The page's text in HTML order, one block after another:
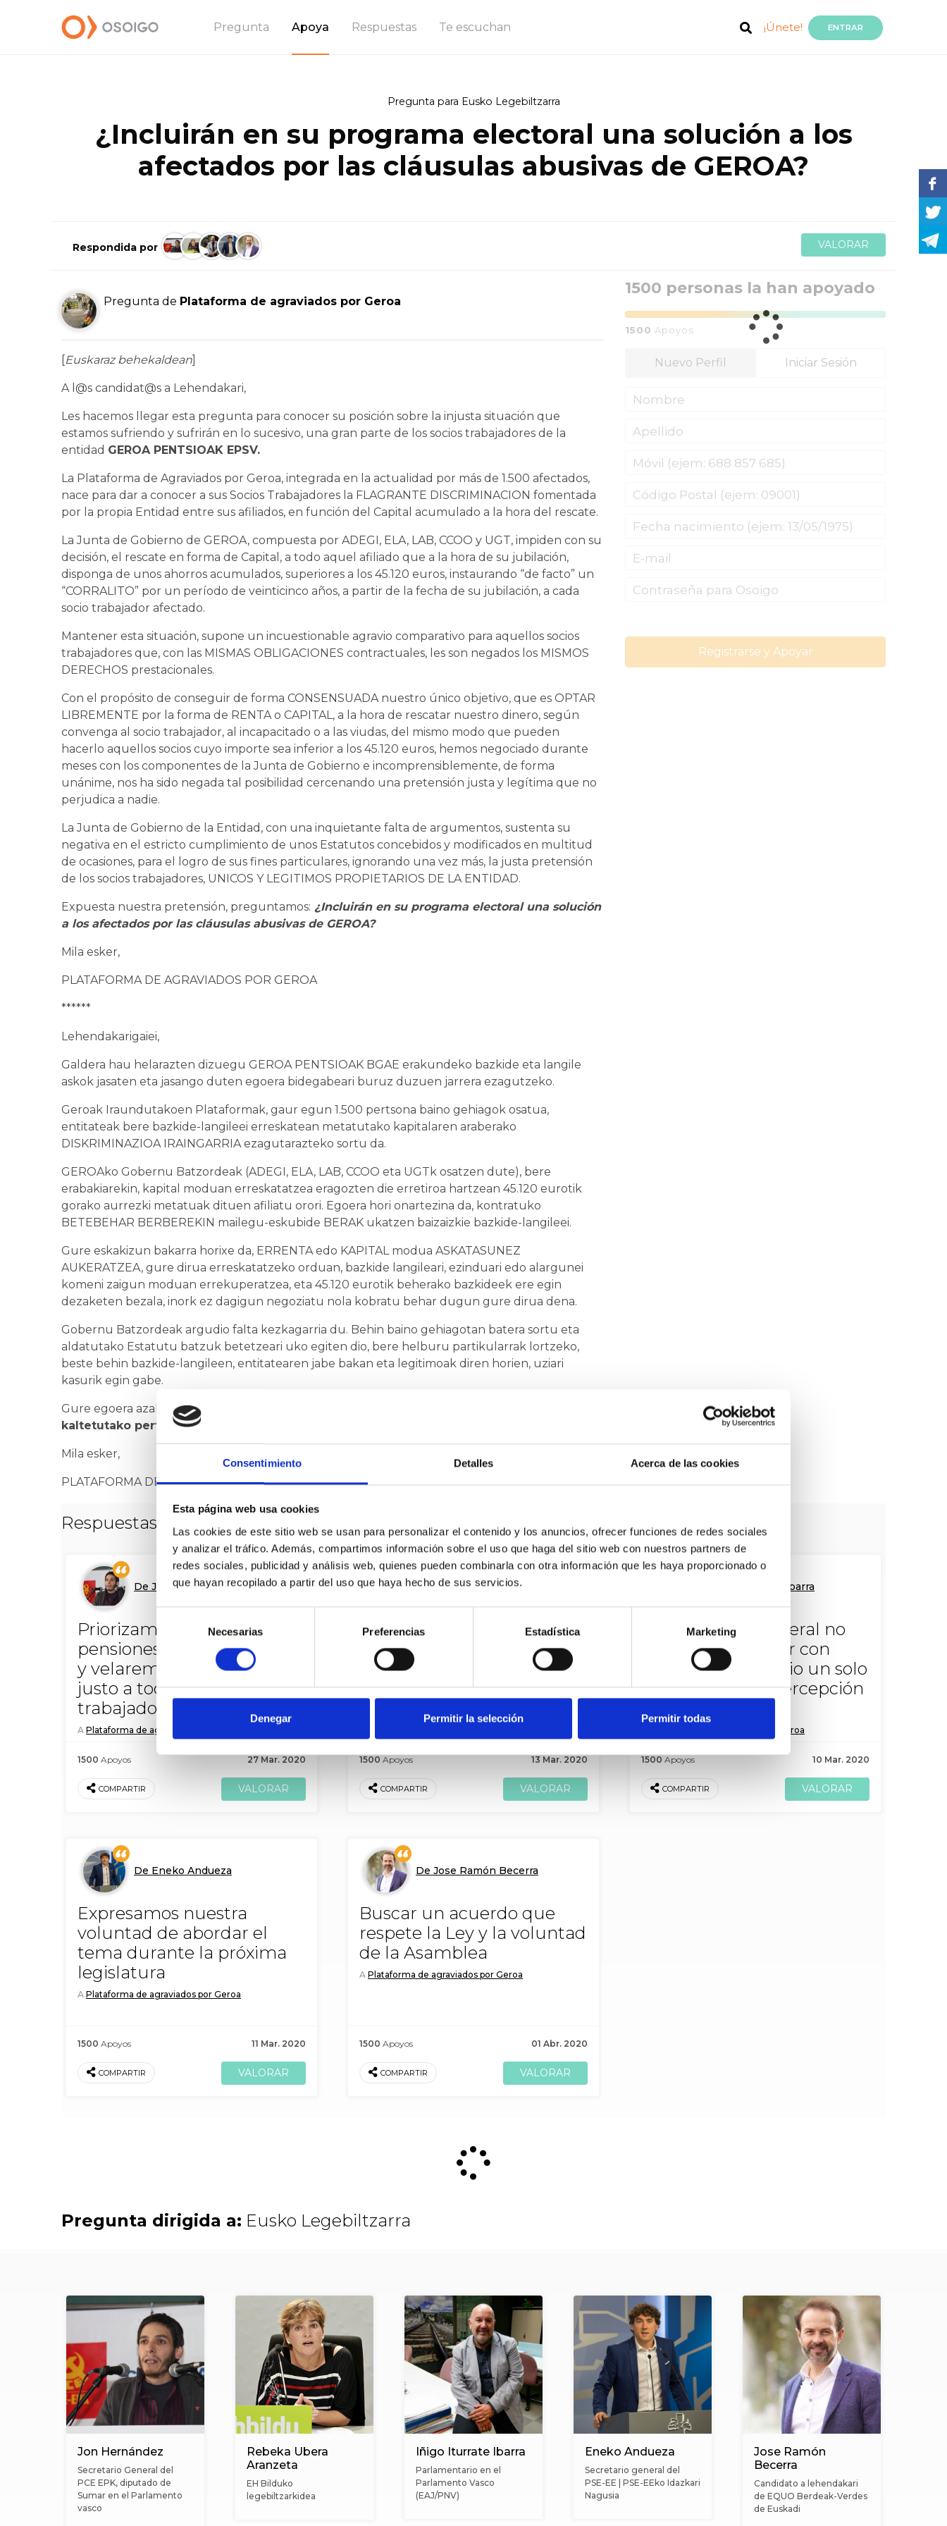
Consentimiento Detalles Acerca de las cookies
Esta página web usa cookies
Las cookies de este sitio web se usan para personalizar el contenido y los anuncios, ofrecer funciones de redes sociales
y analizar el tráfico. Además, compartimos información sobre el uso que haga del sitio web con nuestros partners de
redes sociales, publicidad y análisis web, quienes pueden combinarla con otra información que les haya proporcionado o
que hayan recopilado a partir del uso que haya hecho de sus servicios.
de
consentimiento
Necesarias Preferencias Estadística Marketing
Denegar Permitir la selección Permitir todas
Pregunta Apoya Respuestas Te escuchan ¡Únete! ENTRAR
Pregunta para Eusko Legebiltzarra
¿Incluirán en su programa electoral una solución a los
afectados por las cláusulas abusivas de GEROA?
Respondida por Muy valorada(87)
Pregunta de Plataforma de agraviados por Geroa
Euskaraz behekaldean
A l@s candidat@s a Lehendakari,
Les hacemos llegar esta pregunta para conocer su posición sobre la injusta situación que
estamos sufriendo y sufrirán en lo sucesivo, una gran parte de los socios trabajadores de la
entidad GEROA PENTSIOAK EPSV.
La Plataforma de Agraviados por Geroa, integrada en la actualidad por más de 1.500 afectados,
nace para dar a conocer a sus Socios Trabajadores la FLAGRANTE DISCRIMINACION fomentada
por la propia Entidad entre sus afiliados, en función del Capital acumulado a la hora del rescate.
La Junta de Gobierno de GEROA, compuesta por ADEGI, ELA, LAB, CCOO y UGT, impiden con su
decisión, el rescate en forma de Capital, a todo aquel afiliado que a la hora de su jubilación,
disponga de unos ahorros acumulados, superiores a los 45.120 euros, instaurando “de facto” un
“CORRALITO” por un período de veinticinco años, a partir de la fecha de su jubilación, a cada
socio trabajador afectado.
Mantener esta situación, supone un incuestionable agravio comparativo para aquellos socios
trabajadores que, con las MISMAS OBLIGACIONES contractuales, les son negados los MISMOS
DERECHOS prestacionales.
Con el propósito de conseguir de forma CONSENSUADA nuestro único objetivo, que es OPTAR
LIBREMENTE por la forma de RENTA o CAPITAL, a la hora de rescatar nuestro dinero, según
convenga al socio trabajador, al incapacitado o a las viudas, del mismo modo que pueden
hacerlo aquellos socios cuyo importe sea inferior a los 45.120 euros, hemos negociado durante
meses con los componentes de la Junta de Gobierno e incomprensiblemente, de forma
unánime, nos ha sido negada tal posibilidad cercenando una pretensión justa y legítima que no
perjudica a nadie.
La Junta de Gobierno de la Entidad, con una inquietante falta de argumentos, sustenta su
negativa en el estricto cumplimiento de unos Estatutos concebidos y modificados en multitud
de ocasiones, para el logro de sus fines particulares, ignorando una vez más, la justa pretensión
de los socios trabajadores, UNICOS Y LEGITIMOS PROPIETARIOS DE LA ENTIDAD.
Expuesta nuestra pretensión, preguntamos: ¿Incluirán en su programa electoral una solución
a los afectados por las cláusulas abusivas de GEROA?
Mila esker,
PLATAFORMA DE AGRAVIADOS POR GEROA
******
Lehendakarigaiei,
Galdera hau helarazten dizuegu GEROA PENTSIOAK BGAE erakundeko bazkide eta langile
askok jasaten eta jasango duten egoera bidegabeari buruz duzuen jarrera ezagutzeko.
Geroak Iraundutakoen Plataformak, gaur egun 1.500 pertsona baino gehiagok osatua,
entitateak bere bazkide-langileei erreskatean metatutako kapitalaren araberako
DISKRIMINAZIOA IRAINGARRIA ezagutarazteko sortu da.
GEROAko Gobernu Batzordeak (ADEGI, ELA, LAB, CCOO eta UGTk osatzen dute), bere
erabakiarekin, kapital moduan erreskatatzea eragozten die erretiroa hartzean 45.120 eurotik
gorako aurrezki metatuak dituen afiliatu orori. Egoera hori onartezina da, kontratuko
BETEBEHAR BERBEREKIN mailegu-eskubide BERAK ukatzen baizaizkie bazkide-langileei.
Gure eskakizun bakarra horixe da, ERRENTA edo KAPITAL modua ASKATASUNEZ
AUKERATZEA, gure dirua erreskatatzeko orduan, bazkide langileari, ezinduari edo alargunei
komeni zaigun moduan errekuperatzea, eta 45.120 eurotik beherako bazkideek ere egin
dezaketen bezala, inork ez dagigun negoziatu nola kobratu behar dugun gure dirua dena.
Gobernu Batzordeak argudio falta kezkagarria du. Behin baino gehiagotan batera sortu eta
aldatutako Estatutu batzuk betetzeari uko egiten dio, bere helburu partikularrak lortzeko,
beste behin bazkide-langileen, entitatearen jabe bakan eta legitimoak diren horien, uziari
kasurik egin gabe.
Gure egoera azaldu ondoren, galdera hau egiten dugu:
kaltetutako pertsonei konponbideren bat aurkeztuko al duzue hauteskunde-programan?
Mila esker,
PLATAFORMA DE AGRAVIADOS POR GEROA
1500 personas la han apoyado
1500 Apoyos
Nuevo Perfil Iniciar Sesión
política de privacidad
de Osoigo.
He leído y acepto de forma expresa que
Respuestas de los políticos
De Jon Hernández
Priorizamos unas
pensiones públicas dignas
y velaremos por un trato
justo a todas y todos los
trabajadores.
A Plataforma de agraviados por Geroa
27 Mar. 2020
1500 Apoyos
COMPARTIR
De Rebeka Ubera Aranzeta
Muga malgutzeko aukera /
Posibilidad de flexibilizar el
límite
13 Mar. 2020
1500 Apoyos
COMPARTIR
De Iñigo Iturrate Ibarra
La legislación general no
puede determinar con
carácter obligatorio un solo
sistema para la percepción
de prestaciones
Plataforma de agraviados por Geroa
10 Mar. 2020
1500 Apoyos
COMPARTIR
De Eneko Andueza
Expresamos nuestra
voluntad de abordar el
tema durante la próxima
legislatura
A Plataforma de agraviados por Geroa
11 Mar. 2020
1500 Apoyos
COMPARTIR
De Jose Ramón Becerra
Buscar un acuerdo que
respete la Ley y la voluntad
de la Asamblea
A Plataforma de agraviados por Geroa
01 Abr. 2020
1500 Apoyos
COMPARTIR
Jose Manuel Garcia Echaniz
Juan Jose Fraile
Que cada uno elija forma de Cobra
0|Responder|26.02.2020
Carlos Jauregui Elizburu
que cada uno elija la forma de cobro
1|Responder|26.02.2020
Juan Luis Ariznabarreta Oregi